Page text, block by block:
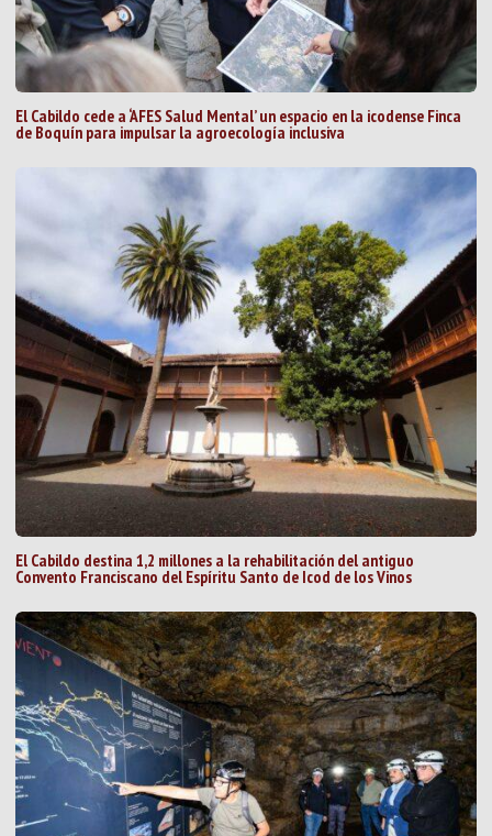
El Cabildo cede a ‘AFES Salud Mental’ un espacio en la icodense Finca
de Boquín para impulsar la agroecología inclusiva
El Cabildo destina 1,2 millones a la rehabilitación del antiguo
Convento Franciscano del Espíritu Santo de Icod de los Vinos